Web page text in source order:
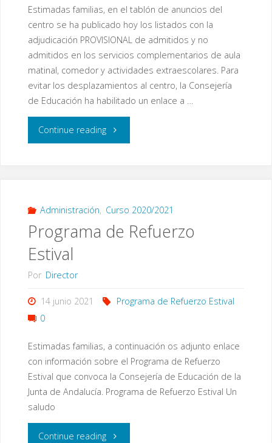
Estimadas familias, en el tablón de anuncios del
centro se ha publicado hoy los listados con la
adjudicación PROVISIONAL de admitidos y no
admitidos en los servicios complementarios de aula
matinal, comedor y actividades extraescolares. Para
evitar los desplazamientos al centro, la Consejería
de Educación ha habilitado un enlace a …
Continue reading"Publicación
en
los
Administración, Curso 2020/2021
Programa de Refuerzo
Estival
Por Director
14 junio 2021
Programa de Refuerzo Estival
0
Estimadas familias, a continuación os adjunto enlace
con información sobre el Programa de Refuerzo
Estival que convoca la Consejería de Educación de la
Junta de Andalucía. Programa de Refuerzo Estival Un
saludo
Continue reading"Programa